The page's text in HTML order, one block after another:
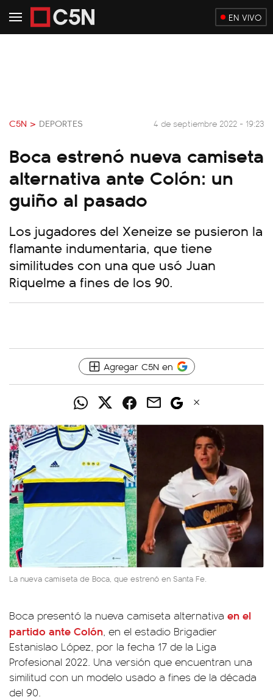
EN VIVO
C5N > DEPORTES 4 de septiembre 2022 - 19:23
Boca estrenó nueva camiseta
alternativa ante Colón: un
guiño al pasado
Los jugadores del Xeneize se pusieron la
flamante indumentaria, que tiene
similitudes con una que usó Juan
Riquelme a fines de los 90.
Agregar C5N en
La nueva camiseta de Boca, que estrenó en Santa Fe.
Boca presentó la nueva camiseta alternativa en el
partido ante Colón, en el estadio Brigadier
Estanislao López, por la fecha 17 de la Liga
Profesional 2022. Una versión que encuentran una
similitud con un modelo usado a fines de la década
del 90.